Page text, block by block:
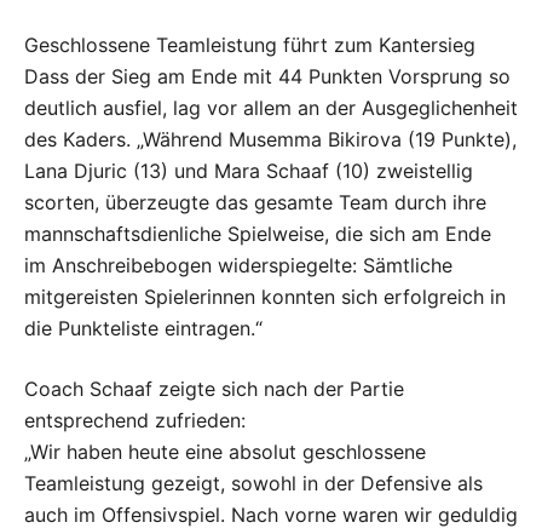
Geschlossene Teamleistung führt zum Kantersieg
Dass der Sieg am Ende mit 44 Punkten Vorsprung so
deutlich ausfiel, lag vor allem an der Ausgeglichenheit
des Kaders. „Während Musemma Bikirova (19 Punkte),
Lana Djuric (13) und Mara Schaaf (10) zweistellig
scorten, überzeugte das gesamte Team durch ihre
mannschaftsdienliche Spielweise, die sich am Ende
im Anschreibebogen widerspiegelte: Sämtliche
mitgereisten Spielerinnen konnten sich erfolgreich in
die Punkteliste eintragen.“
Coach Schaaf zeigte sich nach der Partie
entsprechend zufrieden:
„Wir haben heute eine absolut geschlossene
Teamleistung gezeigt, sowohl in der Defensive als
auch im Offensivspiel. Nach vorne waren wir geduldig